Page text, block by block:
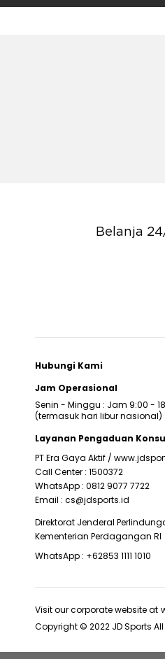
Belanja
Hubungi Kami
Jam Operasional
Senin - Minggu : Jam 9:00 -
(termasuk hari libur nasional)
Layanan Pengaduan
PT Era Gaya Aktif /
Call Center : 1500372
WhatsApp : 0812 9077 7722
Email : cs@jdsports.id
Direktorat Jenderal
Kementerian Perdagangan RI
WhatsApp : +62853 1111 1010
Visit our corporate website at
Copyright © 2022 JD Sports